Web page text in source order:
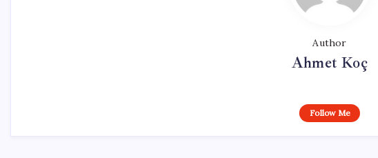
Author
Ahmet Koç
Follow Me